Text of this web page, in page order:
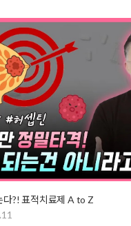
다?! 표적치료제 A to Z